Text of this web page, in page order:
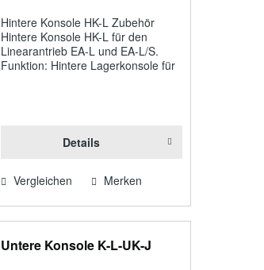
Hintere Konsole HK-L Zubehör
Hintere Konsole HK-L für den
Linearantrieb EA-L und EA-L/S.
Funktion: Hintere Lagerkonsole für
Details
Vergleichen Merken
Untere Konsole K-L-UK-J